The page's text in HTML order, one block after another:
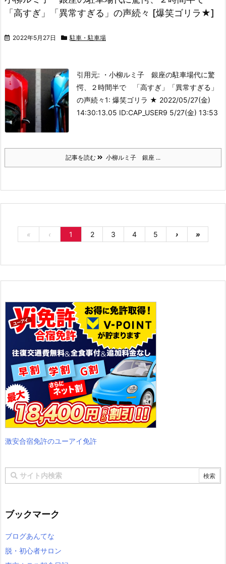
「高すぎ」「異常すぎる」の声続々 [爆笑ゴリラ★]
2022年5月27日 駐車・駐車場
引用元: ・小柳ルミ子 銀座の駐車場代に驚
愕、２時間半で 「高すぎ」「異常すぎる」
の声続々1: 爆笑ゴリラ ★ 2022/05/27(金)
14:30:13.05 ID:CAP_USER9 5/27(金) 13:53
記事を読む 小柳ルミ子 銀座 ...
« ‹ 1 2 3 4 5 › »
激安合宿免許のユーアイ免許
ブックマーク
ブログあんてな
脱・初心者サロン